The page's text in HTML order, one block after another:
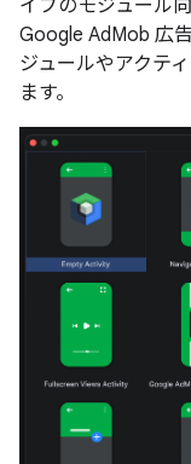
イプのモジュール
Google AdMob 広
ジュールやアクテ
ます。